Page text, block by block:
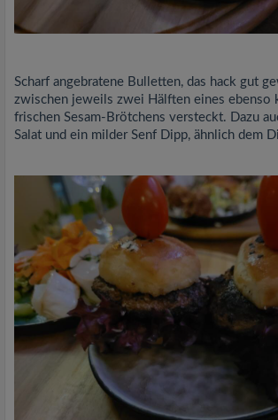
Scharf angebratene Bulletten, das hack gut
zwischen jeweils zwei Hälften eines ebenso
frischen Sesam-Brötchens versteckt. Dazu
Salat und ein milder Senf Dipp, ähnlich dem